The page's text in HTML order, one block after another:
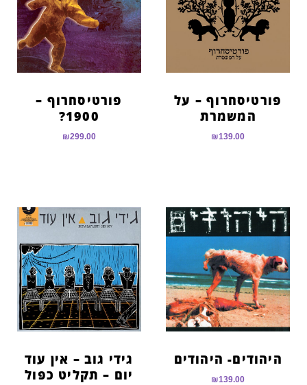
פורטיסחרוף – על
המשמרת
₪139.00
פורטיסחרוף –
1900?
₪299.00
היהודים- היהודים
₪139.00
גידי גוב – אין עוד
יום – תקליט כפול